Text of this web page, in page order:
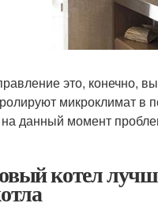
это, конечно,
микроклимат в
на данный момент
котел